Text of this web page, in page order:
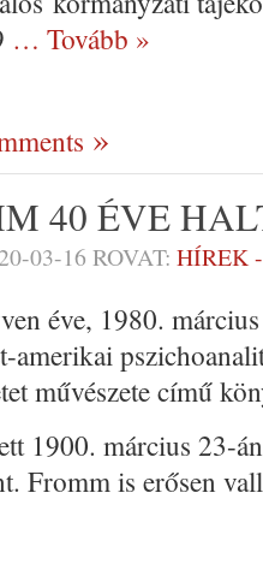
… Tovább »
40 ÉVE
03-16 ROVAT: HÍREK
éve, 1980.
amerikai
művészete című
1900. március 23-
Fromm is erősen